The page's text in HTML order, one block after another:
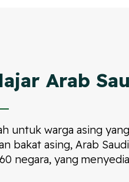
Arab
untuk warga asing
bakat asing, Arab
negara, yang